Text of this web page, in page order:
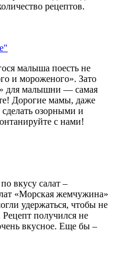
рецептов.
малыша поесть не
и мороженого». Зато
для малышни — самая
Дорогие мамы, даже
озорными и
с нами!
вкусу салат –
«Морская жемчужина»
удержаться, чтобы не
получился не
вкусное. Еще бы –